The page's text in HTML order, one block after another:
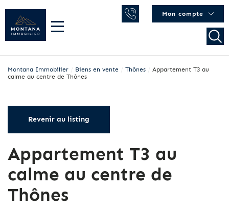
Mon compte
Montana Immobilier Biens en vente Thônes
Appartement T3 au
calme au centre de Thônes
Appartement T3 au
calme au centre de
Thônes
Revenir au listing